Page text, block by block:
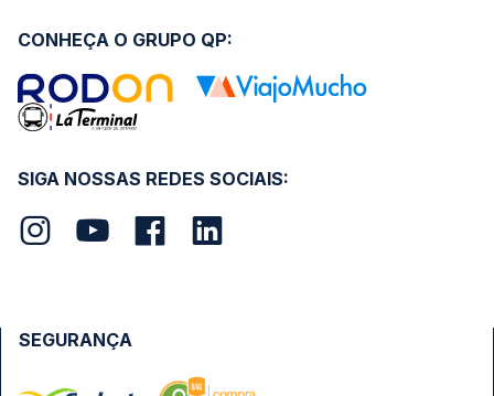
SIGA NOSSAS REDES SOCIAIS:
CONHEÇA O GRUPO QP:
SEGURANÇA